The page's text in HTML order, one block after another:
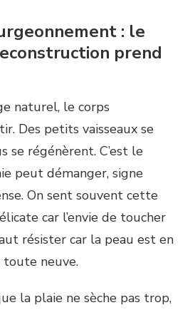
: le
prend
naturel, le corps
Des petits vaisseaux se
se régénèrent. C’est le
peut démanger, signe
On sent souvent cette
car l’envie de toucher
résister car la peau est en
toute neuve.
la plaie ne sèche pas trop,